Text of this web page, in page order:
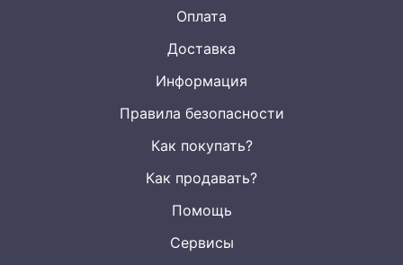
тысячами видов Б/У техники из таких популярных
категорий как компьютеры, смартфоны, принтеры,
Изучите ассортимент этого проверенного продавца,
сравните цены и убедитесь, что покупка Б/У
бюджета и уверенность в безопасности сделки.
Оплата
Доставка
Информация
Правила безопасности
Как покупать?
Как продавать?
Помощь
Сервисы